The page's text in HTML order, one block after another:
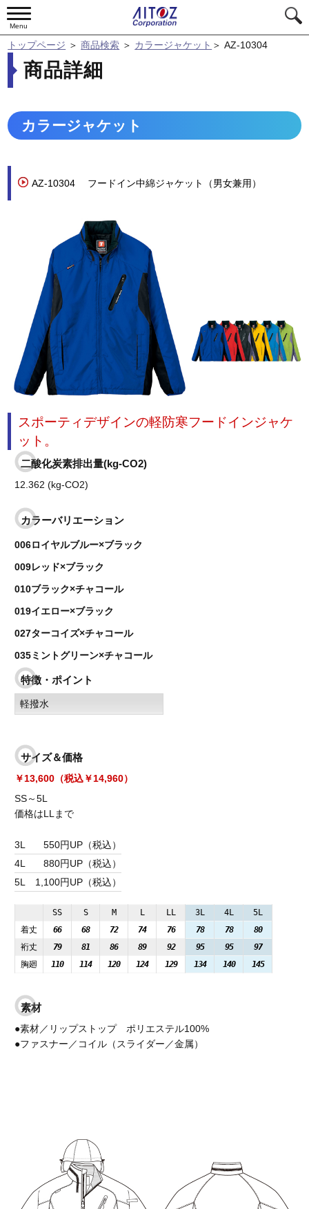
Menu
トップページ ＞商品検索 ＞ カラージャケット ＞AZ-10304
商品詳細
カラージャケット
AZ-10304 フードイン中綿ジャケット（男女兼用）
スポーティデザインの軽防寒フードインジャケ
ット。
二酸化炭素排出量(kg-CO2)
12.362 (kg-CO2)
カラーバリエーション
006ロイヤルブルー×ブラック
009レッド×ブラック
010ブラック×チャコール
019イエロー×ブラック
027ターコイズ×チャコール
035ミントグリーン×チャコール
特徴・ポイント
軽撥水
サイズ＆価格
￥13,600（税込￥14,960）
SS～5L
価格はLLまで
3L
550円UP（税込）
4L
880円UP（税込）
5L
1,100円UP（税込）
SS S M L LL 3L 4L
5L
着丈
66 68 72 74 76 78 78
80
裄丈
79 81 86 89 92 95 95
97
胸廻
110 114 120 124 129 134 140 145
素材
●素材／リップストップ ポリエステル100%
●ファスナー／コイル（スライダー／金属）